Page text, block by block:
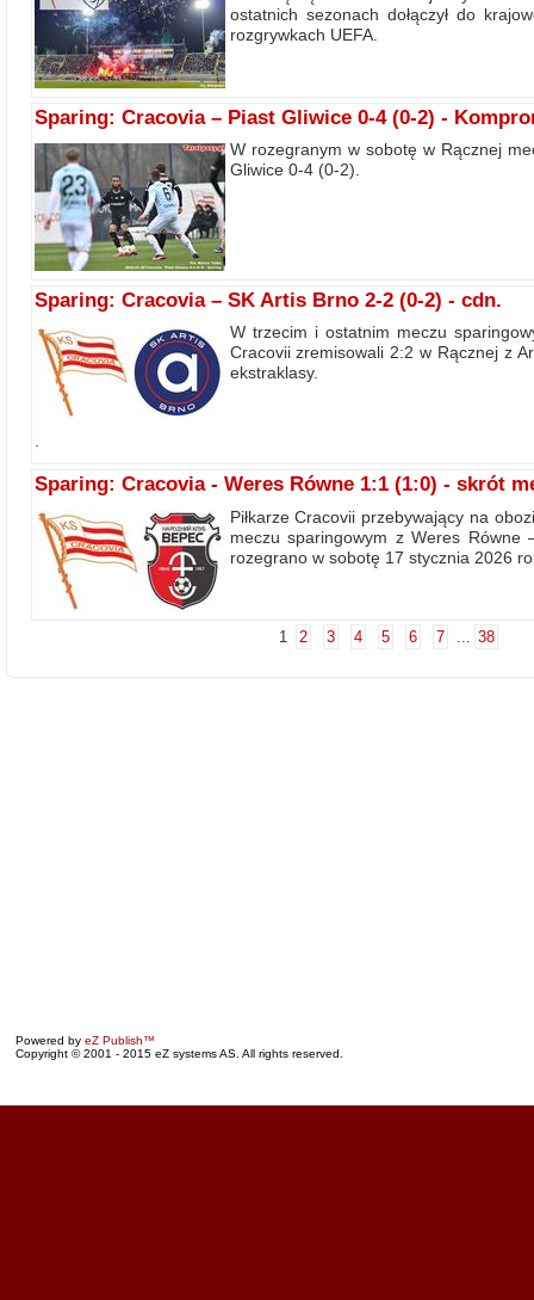
ostatnich sezonach dołączył do
rozgrywkach UEFA.
Sparing: Cracovia – Piast Gliwice 0-4 (0-2) -
W rozegranym w sobotę w Rącznej
Gliwice 0-4 (0-2).
Sparing: Cracovia – SK Artis Brno 2-2 (0-2) - cdn.
W trzecim i ostatnim meczu
Cracovii zremisowali 2:2 w Rącznej z
ekstraklasy.
.
Sparing: Cracovia - Weres Równe 1:1 (1:0) - skrót
Piłkarze Cracovii przebywający na
meczu sparingowym z Weres Równe
rozegrano w sobotę 17 stycznia 2026
1 2 3 4 5 6 7 ... 38
Powered by eZ Publish™
Copyright © 2001 - 2015 eZ systems AS. All rights reserved.